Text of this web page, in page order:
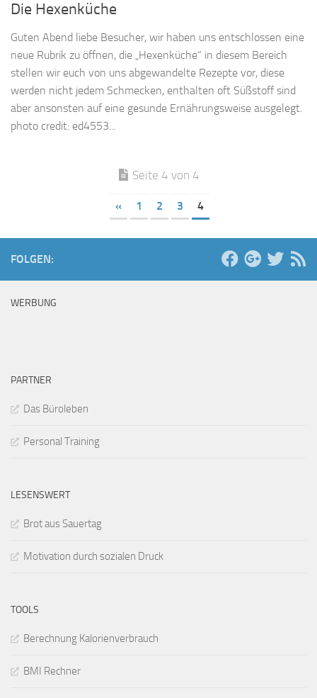
Die Hexenküche
Guten Abend liebe Besucher, wir haben uns entschlossen eine
neue Rubrik zu öffnen, die „Hexenküche“ in diesem Bereich
stellen wir euch von uns abgewandelte Rezepte vor, diese
werden nicht jedem Schmecken, enthalten oft Süßstoff sind
aber ansonsten auf eine gesunde Ernährungsweise ausgelegt.
photo credit: ed4553...
Seite 4 von 4
« 1 2 3 4
FOLGEN:
WERBUNG
PARTNER
Das Büroleben
Personal Training
LESENSWERT
Brot aus Sauertag
Motivation durch sozialen Druck
TOOLS
Berechnung Kalorienverbrauch
BMI Rechner